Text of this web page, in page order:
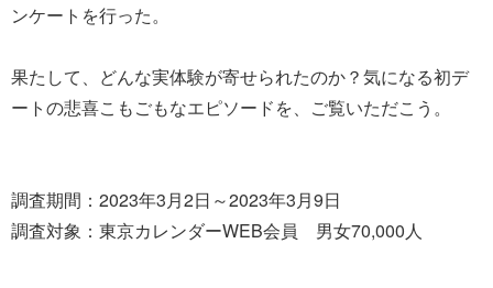
ンケートを行った。
果たして、どんな実体験が寄せられたのか？気になる初デ
ートの悲喜こもごもなエピソードを、ご覧いただこう。
調査期間：2023年3月2日～2023年3月9日
調査対象：東京カレンダーWEB会員 男女70,000人